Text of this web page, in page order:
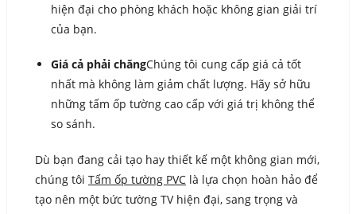
hiện đại cho phòng khách hoặc không gian giải trí
của bạn.
Giá cả phải chăngChúng tôi cung cấp giá cả tốt
nhất mà không làm giảm chất lượng. Hãy sở hữu
những tấm ốp tường cao cấp với giá trị không thể
so sánh.
Dù bạn đang cải tạo hay thiết kế một không gian mới,
chúng tôi Tấm ốp tường PVClà lựa chọn hoàn hảo để
tạo nên một bức tường TV hiện đại, sang trọng và